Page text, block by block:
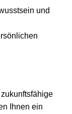
und
Ihnen ein